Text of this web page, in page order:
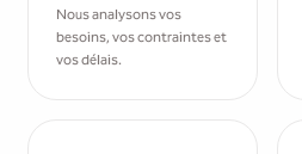
Nous analysons vos
besoins, vos contraintes et
vos délais.